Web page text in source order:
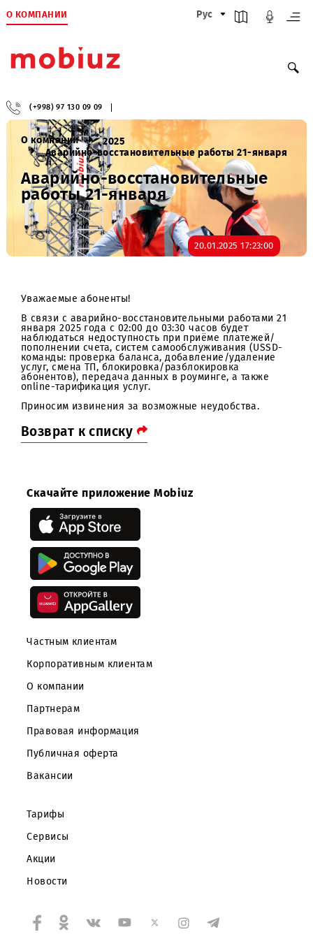
О КОМПАНИИ Рус
(+998) 97 130 09 09
О компании
2025
Аварийно-восстановительные работы 21-
Аварийно-восстановительные
работы 21-января
Уважаемые абоненты!
В связи с аварийно-восстановительными работами
января 2025 года с 02:00 до 03:30 часов будет
наблюдаться недоступность при приёме платежей/
пополнении счета, систем самообслуживания
услуг, смена ТП, блокировка/разблокировка
online-тарификация услуг.
Скачайте приложение Mobiuz
Частным клиентам
Корпоративным клиентам
О компании
Правовая информация
Публичная оферта
Вакансии
Сервисы